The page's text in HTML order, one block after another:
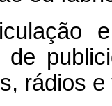
de
rádios